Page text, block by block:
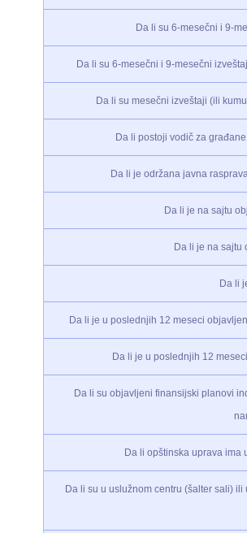
Da li su 6-mesečni i 9-
Da li su 6-mesečni i 9-mesečni
Da li su mesečni izveštaji (ili
Da li postoji vodič za
Da li je održana javna
Da li je na sajtu
Da li je na sajtu
Da li
Da li je u poslednjih 12 meseci
Da li je u poslednjih 12
Da li su objavljeni finansijski planovi
Da li opštinska uprava ima
Da li su u uslužnom centru (šalter sali)